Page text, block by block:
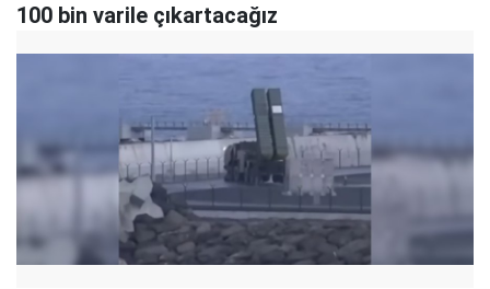
100 bin varile çıkartacağız